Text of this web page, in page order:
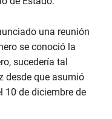
una reunión
se conoció la
sucedería tal
desde que asumió
10 de diciembre de